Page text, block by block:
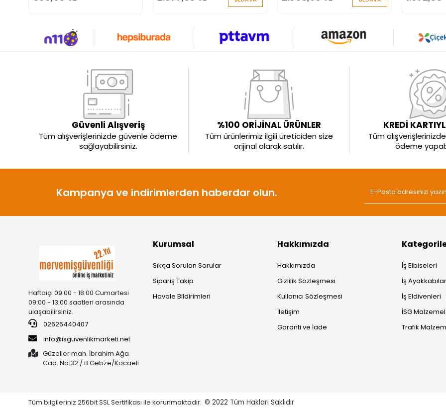
Güvenli Alışveriş
Tüm alışverişlerinizde güvenle ödeme
sağlayabilirsiniz.
%100 ORİJİNAL ÜRÜNLER
Tüm ürünlerimiz ilgili üreticiden size
orijinal olarak satılır.
KREDİ
Tüm
ödeme
Kampanya ve indirimlerden haberdar olun.
Haftaiçi 09:00 - 18:00 Cumartesi
09:00 - 13:00 saatleri arasında
ulaşabilirsiniz.
02626440407
info@isguvenlikmarketi.net
Güzeller mah. İbrahim Ağa
Cad. No:32 / B Gebze/Kocaeli
Kurumsal
Sıkça Sorulan Sorular
Sipariş Takip
Havale Bildirimleri
Hakkımızda
Hakkımızda
Gizlilik Sözleşmesi
Kullanıcı Sözleşmesi
İletişim
Garanti ve İade
İş Elbiseleri
İş
İş Eldivenleri
İSG
Trafik
Tüm bilgileriniz 256bit SSL Sertifikası ile korunmaktadır. © 2022 Tüm Hakları Saklıdır